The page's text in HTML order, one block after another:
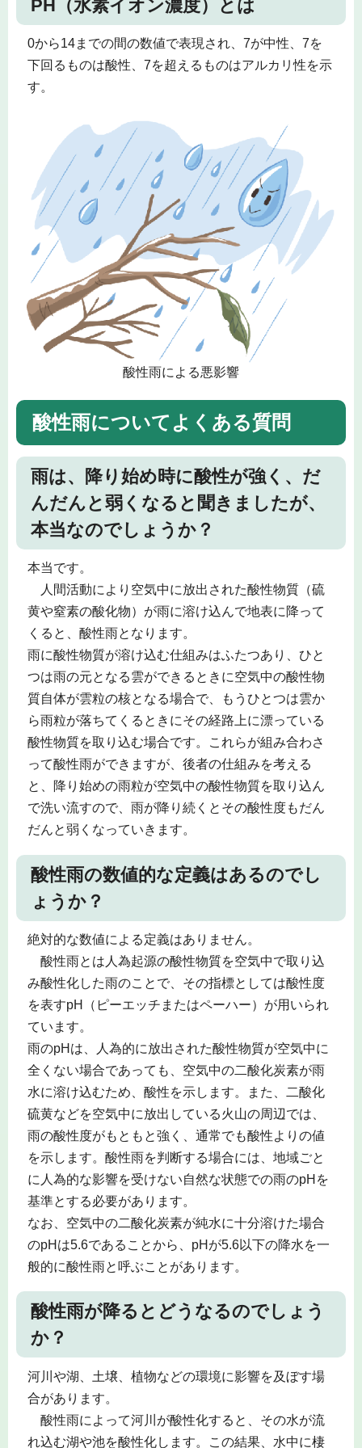
PH（水素イオン濃度）とは
0から14までの間の数値で表現され、7が中性、7を
下回るものは酸性、7を超えるものはアルカリ性を示
す。
酸性雨による悪影響
酸性雨についてよくある質問
雨は、降り始め時に酸性が強く、だ
んだんと弱くなると聞きましたが、
本当なのでしょうか？
本当です。
人間活動により空気中に放出された酸性物質（硫
黄や窒素の酸化物）が雨に溶け込んで地表に降って
くると、酸性雨となります。
雨に酸性物質が溶け込む仕組みはふたつあり、ひと
つは雨の元となる雲ができるときに空気中の酸性物
質自体が雲粒の核となる場合で、もうひとつは雲か
ら雨粒が落ちてくるときにその経路上に漂っている
酸性物質を取り込む場合です。これらが組み合わさ
って酸性雨ができますが、後者の仕組みを考える
と、降り始めの雨粒が空気中の酸性物質を取り込ん
で洗い流すので、雨が降り続くとその酸性度もだん
だんと弱くなっていきます。
酸性雨の数値的な定義はあるのでし
ょうか？
絶対的な数値による定義はありません。
酸性雨とは人為起源の酸性物質を空気中で取り込
み酸性化した雨のことで、その指標としては酸性度
を表すpH（ピーエッチまたはペーハー）が用いられ
ています。
雨のpHは、人為的に放出された酸性物質が空気中に
全くない場合であっても、空気中の二酸化炭素が雨
水に溶け込むため、酸性を示します。また、二酸化
硫黄などを空気中に放出している火山の周辺では、
雨の酸性度がもともと強く、通常でも酸性よりの値
を示します。酸性雨を判断する場合には、地域ごと
に人為的な影響を受けない自然な状態での雨のpHを
基準とする必要があります。
なお、空気中の二酸化炭素が純水に十分溶けた場合
のpHは5.6であることから、pHが5.6以下の降水を一
般的に酸性雨と呼ぶことがあります。
酸性雨が降るとどうなるのでしょう
か？
河川や湖、土壌、植物などの環境に影響を及ぼす場
合があります。
酸性雨によって河川が酸性化すると、その水が流
れ込む湖や池を酸性化します。この結果、水中に棲